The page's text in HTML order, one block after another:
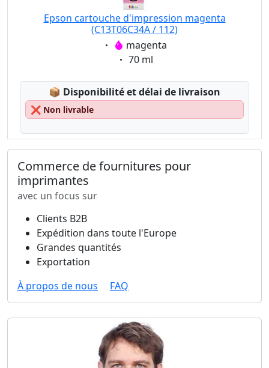
Epson cartouche d'impression magenta
(C13T06C34A / 112)
Eigenschaft:
magenta
Eigenschaft:
70 ml
📦 Lagerstatus:
Disponibilité et délai de livraison
❌ Non livrable
Commerce de fournitures pour
imprimantes
avec un focus sur
Clients B2B
Expédition dans toute l'Europe
Grandes quantités
Exportation
À propos de nous
FAQ